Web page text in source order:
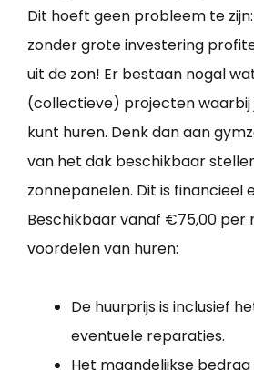
Dit hoeft geen probleem te
zonder grote investering
uit de zon! Er bestaan nogal
(collectieve) projecten waarbij
kunt huren. Denk dan aan
van het dak beschikbaar
zonnepanelen. Dit is financieel
Beschikbaar vanaf €75,00 per
voordelen van huren:
De huurprijs is inclusief
eventuele reparaties.
Het maandelijkse